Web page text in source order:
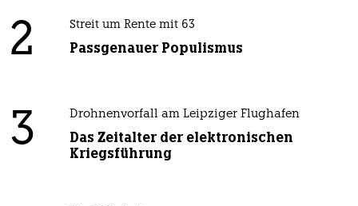
2 Streit um Rente mit 63
Passgenauer Populismus
3 Drohnenvorfall am Leipziger Flughafen
Das Zeitalter der elektronischen
Kriegsführung